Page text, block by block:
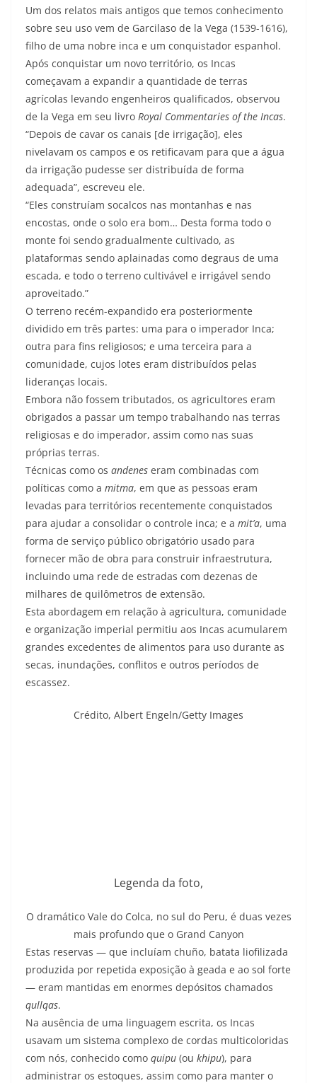
Um dos relatos mais antigos que temos conhecimento
sobre seu uso vem de Garcilaso de la Vega (1539-1616),
filho de uma nobre inca e um conquistador espanhol.
Após conquistar um novo território, os Incas
começavam a expandir a quantidade de terras
agrícolas levando engenheiros qualificados, observou
de la Vega em seu livro Royal Commentaries of the Incas.
“Depois de cavar os canais [de irrigação], eles
nivelavam os campos e os retificavam para que a água
da irrigação pudesse ser distribuída de forma
adequada”, escreveu ele.
“Eles construíam socalcos nas montanhas e nas
encostas, onde o solo era bom… Desta forma todo o
monte foi sendo gradualmente cultivado, as
plataformas sendo aplainadas como degraus de uma
escada, e todo o terreno cultivável e irrigável sendo
aproveitado.”
O terreno recém-expandido era posteriormente
dividido em três partes: uma para o imperador Inca;
outra para fins religiosos; e uma terceira para a
comunidade, cujos lotes eram distribuídos pelas
lideranças locais.
Embora não fossem tributados, os agricultores eram
obrigados a passar um tempo trabalhando nas terras
religiosas e do imperador, assim como nas suas
próprias terras.
Técnicas como os andenes eram combinadas com
políticas como a mitma, em que as pessoas eram
levadas para territórios recentemente conquistados
para ajudar a consolidar o controle inca; e a mit’a, uma
forma de serviço público obrigatório usado para
fornecer mão de obra para construir infraestrutura,
incluindo uma rede de estradas com dezenas de
milhares de quilômetros de extensão.
Esta abordagem em relação à agricultura, comunidade
e organização imperial permitiu aos Incas acumularem
grandes excedentes de alimentos para uso durante as
secas, inundações, conflitos e outros períodos de
escassez.
Crédito, Albert Engeln/Getty Images
Legenda da foto,
O dramático Vale do Colca, no sul do Peru, é duas vezes
mais profundo que o Grand Canyon
Estas reservas — que incluíam chuño, batata liofilizada
produzida por repetida exposição à geada e ao sol forte
— eram mantidas em enormes depósitos chamados
qullqas.
Na ausência de uma linguagem escrita, os Incas
usavam um sistema complexo de cordas multicoloridas
com nós, conhecido como quipu (ou khipu), para
administrar os estoques, assim como para manter o